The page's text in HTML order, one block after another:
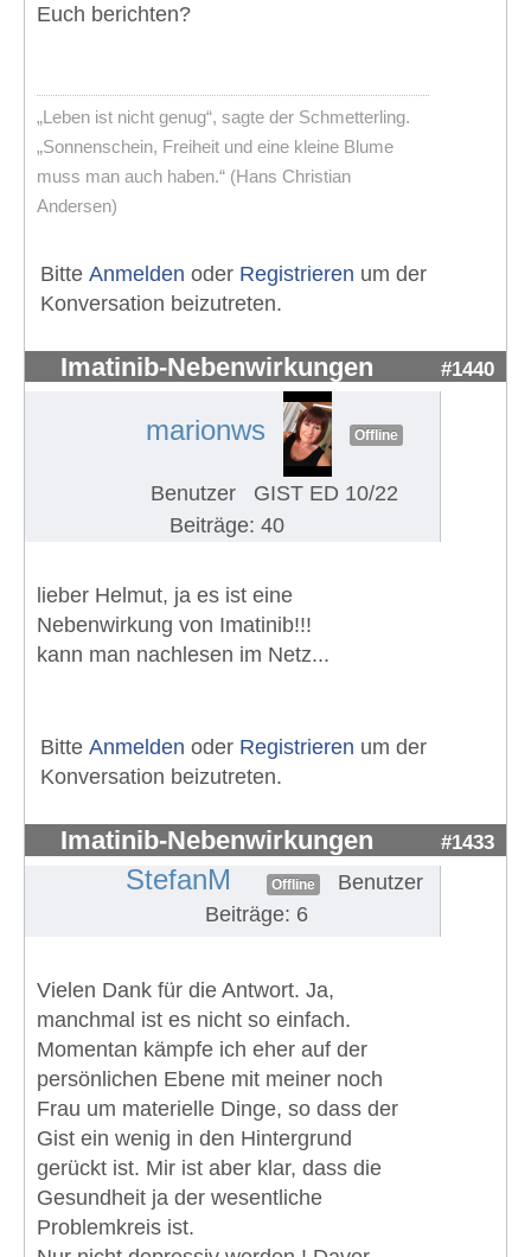
Euch berichten?
„Leben ist nicht genug“, sagte der Schmetterling.
„Sonnenschein, Freiheit und eine kleine Blume
muss man auch haben.“ (Hans Christian
Andersen)
Bitte Anmelden oder Registrieren um der
Konversation beizutreten.
Imatinib-Nebenwirkungen #1440
marionws Offline
Benutzer
GIST ED 10/22
Beiträge: 40
lieber Helmut, ja es ist eine
Nebenwirkung von Imatinib!!!
kann man nachlesen im Netz...
Bitte Anmelden oder Registrieren um der
Konversation beizutreten.
Imatinib-Nebenwirkungen #1433
StefanM Offline
Benutzer
Beiträge: 6
Vielen Dank für die Antwort. Ja,
manchmal ist es nicht so einfach.
Momentan kämpfe ich eher auf der
persönlichen Ebene mit meiner noch
Frau um materielle Dinge, so dass der
Gist ein wenig in den Hintergrund
gerückt ist. Mir ist aber klar, dass die
Gesundheit ja der wesentliche
Problemkreis ist.